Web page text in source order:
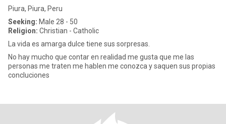
Piura, Piura, Peru
Seeking: Male 28 - 50
Religion: Christian - Catholic
La vida es amarga dulce tiene sus sorpresas.
No hay mucho que contar en realidad me gusta que me las
personas me traten me hablen me conozca y saquen sus propias
concluciones